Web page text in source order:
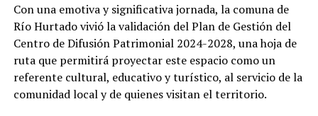
Con una emotiva y significativa jornada, la comuna de
Río Hurtado vivió la validación del Plan de Gestión del
Centro de Difusión Patrimonial 2024-2028, una hoja de
ruta que permitirá proyectar este espacio como un
referente cultural, educativo y turístico, al servicio de la
comunidad local y de quienes visitan el territorio.